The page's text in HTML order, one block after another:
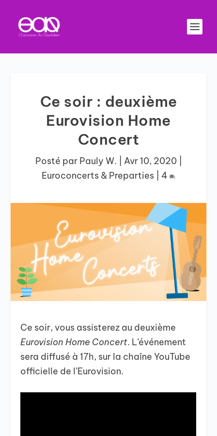
Ce soir : deuxième
Eurovision Home
Concert
Posté par Pauly W. Avr 10, 2020|
Euroconcerts & Preparties
4
Ce soir, vous assisterez au deuxième
Eurovision Home Concert. L’événement
sera diffusé à 17h, sur la chaîne YouTube
officielle de l’Eurovision.